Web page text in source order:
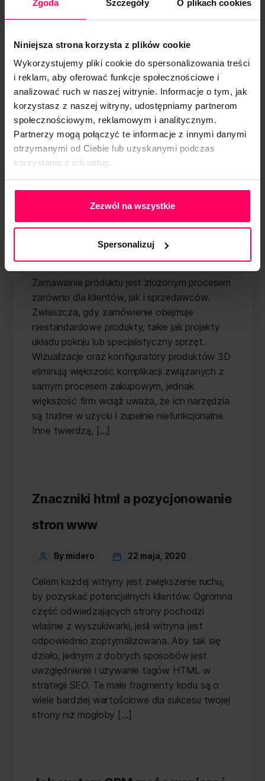
Zgoda Szczegóły O plikach cookies
Niniejsza strona korzysta z plików cookie
Wykorzystujemy pliki cookie do spersonalizowania treści
i reklam, aby oferować funkcje społecznościowe i
analizować ruch w naszej witrynie. Informacje o tym, jak
korzystasz z naszej witryny, udostępniamy partnerom
społecznościowym, reklamowym i analitycznym.
Partnerzy mogą połączyć te informacje z innymi danymi
otrzymanymi od Ciebie lub uzyskanymi podczas
korzystania z ich usług.
Polityka Prywatności
Zezwól na wszystkie
Spersonalizuj
większości dzisiejszych inicjatyw
technologicznych. Biorąc pod uwagę tę
rzeczywistość, czy możliwe jest
wykorzystanie systemu ERP do zarządzania
kosztami i ich redukcji w firmie? W dzisiejszym
artykule odpowiadamy na to pytanie,
zapraszamy do lektury. Redukcja kosztów […]
Wizualizacja 3D a konfigurator
produktu – najważniejsze różnice
author
Zamawianie produktu jest złożonym procesem
zarówno dla klientów, jak i sprzedawców.
Zwłaszcza, gdy zamówienie obejmuje
niestandardowe produkty, takie jak projekty
układu pokoju lub specjalistyczny sprzęt.
Wizualizacje oraz konfiguratory produktów 3D
eliminują większość komplikacji związanych z
samym procesem zakupowym, jednak
większość firm wciąż uważa, że ich narzędzia
są trudne w użyciu i zupełnie niefunkcjonalne.
Inne twierdzą, […]
Znaczniki html a pozycjonowanie
stron www
Categories
PostBy midero 22 maja, 2020
Celem każdej witryny jest zwiększenie ruchu,
by pozyskać potencjalnych klientów. Ogromna
część odwiedzających strony pochodzi
właśnie z wyszukiwarki, jeśli witryna jest
odpowiednio zoptymalizowana. Aby tak się
działo, jednym z dobrych sposobów jest
uwzględnienie i używanie tagów HTML w
strategii SEO. Te małe fragmenty kodu są o
wiele bardziej wartościowe dla sukcesu twojej
strony niż mogłoby […]